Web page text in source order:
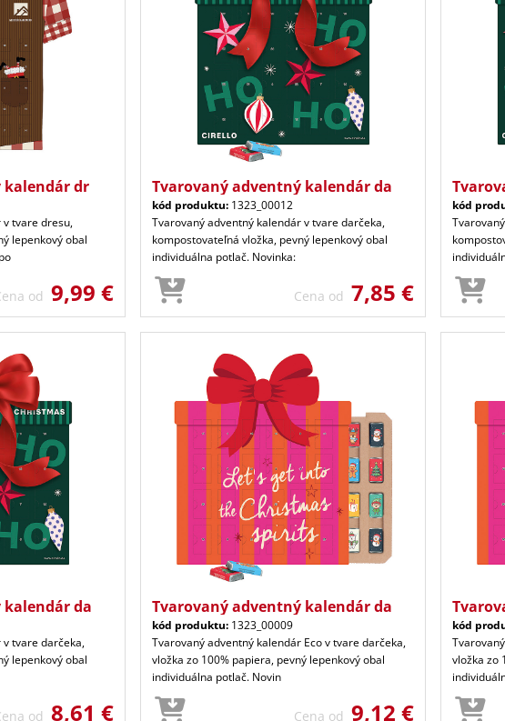
kalendár dr
v tvare dresu,
lepenkový obal
od 9,99 €
Tvarovaný adventný kalendár da
kód produktu: 1323_00012
Tvarovaný adventný kalendár v tvare darčeka,
kompostovateľná vložka, pevný lepenkový obal
individuálna potlač. Novinka:
Cena od 7,85 €
kód
da
tvare darčeka,
lepenkový obal
od 8,61 €
Tvarovaný adventný kalendár da
kód produktu: 1323_00009
Tvarovaný adventný kalendár Eco v tvare darčeka,
vložka zo 100% papiera, pevný lepenkový obal
individuálna potlač. Novin
Cena od 9,12 €
kód
vložka zo